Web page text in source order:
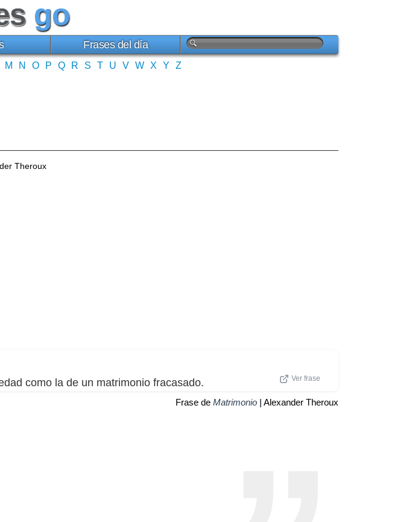
go
Frases del día
M N O P Q R S T U V W X Y Z
Theroux
como la de un matrimonio fracasado. Ver frase
Frase de Matrimonio | Alexander Theroux